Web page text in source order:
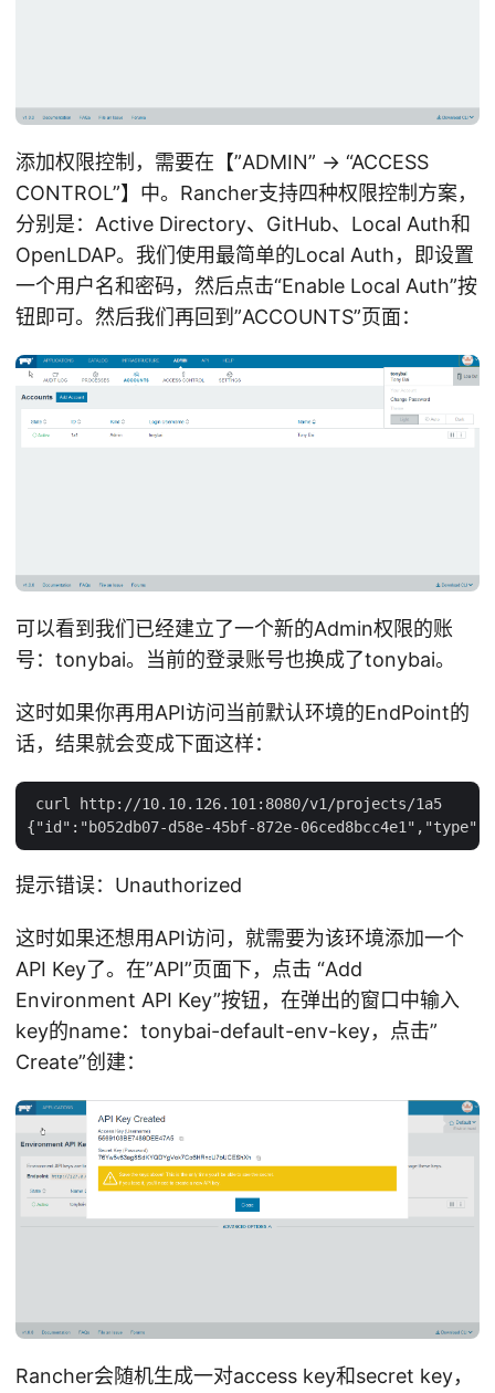
添加权限控制，需要在【”ADMIN” -> “ACCESS
CONTROL”】中。Rancher支持四种权限控制方案，
分别是：Active Directory、GitHub、Local Auth和
OpenLDAP。我们使用最简单的Local Auth，即设置
一个用户名和密码，然后点击“Enable Local Auth”按
钮即可。然后我们再回到”ACCOUNTS”页面：
可以看到我们已经建立了一个新的Admin权限的账
号：tonybai。当前的登录账号也换成了tonybai。
这时如果你再用API访问当前默认环境的EndPoint的
话，结果就会变成下面这样：
curl http://10.10.126.101:8080/v1/projects/1a5
提示错误：Unauthorized
这时如果还想用API访问，就需要为该环境添加一个
API Key了。在”API”页面下，点击 “Add
Environment API Key”按钮，在弹出的窗口中输入
key的name：tonybai-default-env-key，点击”
Create”创建：
Rancher会随机生成一对access key和secret key，